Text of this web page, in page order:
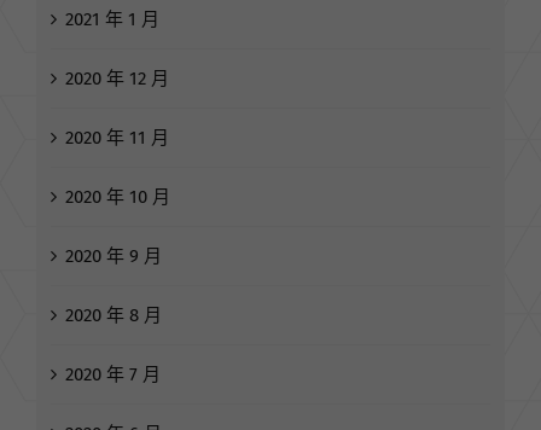
2021 年 1 月
2020 年 12 月
2020 年 11 月
2020 年 10 月
2020 年 9 月
2020 年 8 月
2020 年 7 月